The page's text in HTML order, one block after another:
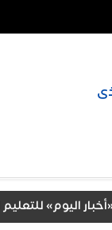
للتعليم العالي